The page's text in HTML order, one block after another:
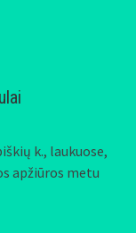
k., laukuose,
apžiūros metu